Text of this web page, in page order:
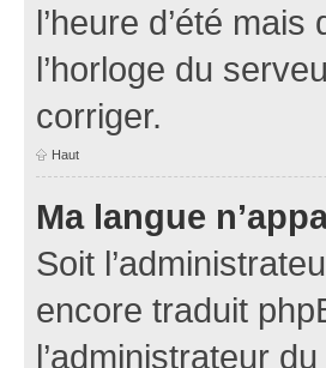
l’heure d’été
l’horloge du
corriger.
Haut
Ma langue
Soit
encore traduit
l’administrateur